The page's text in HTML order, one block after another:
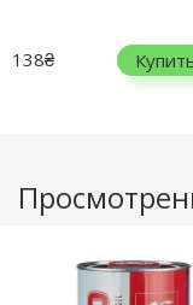
138₴